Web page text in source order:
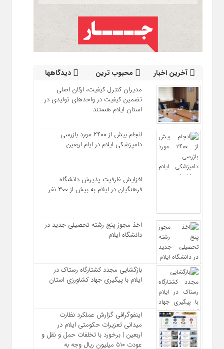
آخرین اخبار محبوب ترین دیدگاهها
مدیران کنترل کیفیت، ارکان اصلی
تضمین کیفیت در واحدهای تولیدی در
استان ایلام هستند
انجام بیش از ۲۴۰۰ مورد بازرسی
دامپزشکی ایلام در ایام اربعین
افزایش ظرفیت پذیرش دانشگاه
فرهنگیان در ایلام به بیش از ۳۰۰ نفر
اخذ مجوز پنج رشته تحصیلی جدید در
دانشگاه ايلام
بازگشایی مجدد کشتارگاه رستاک در
ایلام با پیگیری جهاد کشاورزی استان
اینفوگرافی گزارش عملکرد نظارت
میدانی تعزیرات حکومتی ایلام در
اربعین | برخورد با تخلفات حمل‌ و نقل و
عودت ۵۱۰ میلیون ریال وجه به